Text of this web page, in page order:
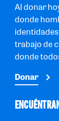
Al donar
donde
trabajo de
donde
Donar